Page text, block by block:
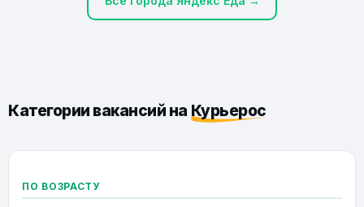
Категории вакансий на Курьерос
ПО ВОЗРАСТУ